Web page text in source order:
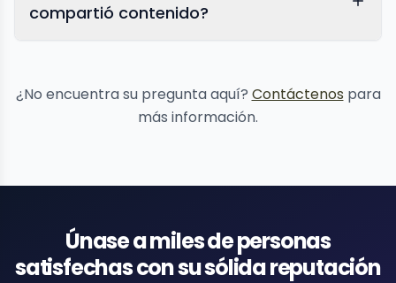
compartió contenido?
¿No encuentra su pregunta aquí? Contáctenos para
más información.
Únase a miles de personas
satisfechas con su sólida reputación